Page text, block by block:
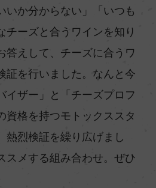
いか分からない」「いつも
チーズと合うワインを知り
答えして、チーズに合うワ
証を行いました。なんと今
イザー」と「チーズプロフ
資格を持つモトックススタ
熱烈検証を繰り広げまし
スメする組み合わせ。ぜひ